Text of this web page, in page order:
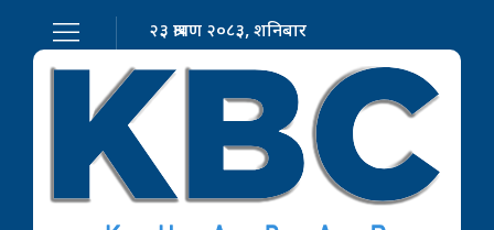
२३ श्रावण २०८३, शनिबार